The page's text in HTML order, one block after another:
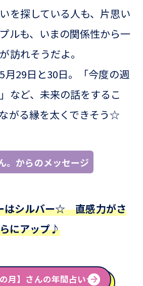
探している人も、片思い
ルも、いまの関係性から一
訪れそうだよ。
月29日と30日。「今度の週
など、未来の話をするこ
がる縁を太くできそう☆
。からのメッセージ
はシルバー☆ 直感力がさ
らにアップ♪
月】さんの年間占い★